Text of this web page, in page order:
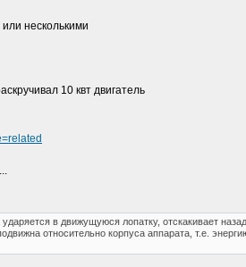
несколькими
10 квт двигатель
в движущуюся лопатку, отскакивает
относительно корпуса аппарата, т.е.